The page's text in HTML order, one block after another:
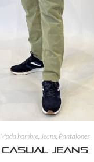
Moda hombre Jeans Pantalones
Casual jeans